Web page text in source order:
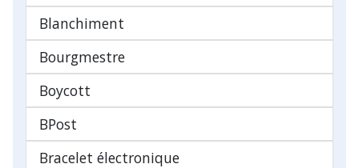
Blanchiment
Bourgmestre
Boycott
BPost
Bracelet électronique